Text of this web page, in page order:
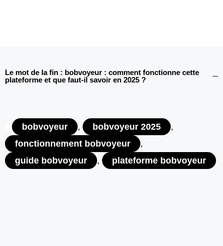
Le mot de la fin : bobvoyeur : comment fonctionne cette
plateforme et que faut-il savoir en 2025 ?
bobvoyeur , bobvoyeur 2025
,
fonctionnement bobvoyeur
,
guide bobvoyeur
, plateforme bobvoyeur